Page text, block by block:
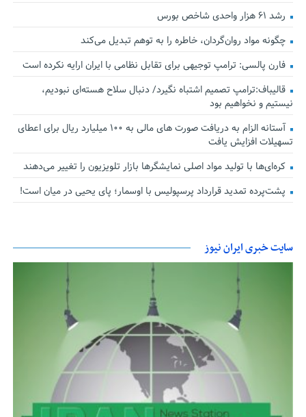
رشد ۶۱ هزار واحدی شاخص بورس
چگونه مواد روان‌گردان، خاطره را به توهم تبدیل می‌کند
فارن پالسی: ترامپ توجیهی برای تقابل نظامی با ایران ارایه نکرده است
قالیباف:ترامپ تصمیم اشتباه نگیرد/ دنبال سلاح هسته‌ای نبودیم،
نیستیم و نخواهیم بود
آستانه الزام به دریافت صورت های مالی به ۱۰۰ میلیارد ریال برای اعطای
تسهیلات افزایش یافت
کره‌ای‌ها با تولید مواد اصلی نمایشگرها بازار تلویزیون را تغییر می‌دهند
پشت‌پرده تمدید قرارداد پرسپولیس با اوسمار؛ پای یحیی در میان است!
سایت خبری ایران نیوز